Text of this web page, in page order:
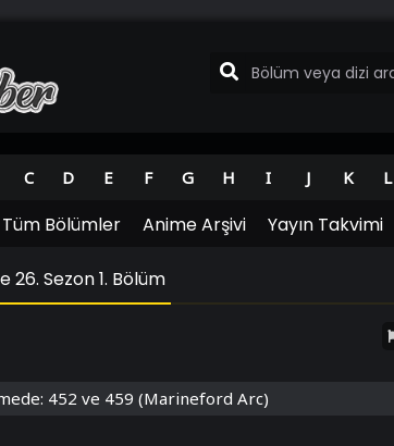
C D E F G H I J K L
Tüm Bölümler Anime Arşivi Yayın Takvimi
26. Sezon 1. Bölüm
452 ve 459 (Marineford Arc)